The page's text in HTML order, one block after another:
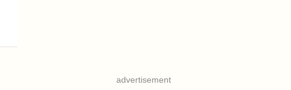
advertisement